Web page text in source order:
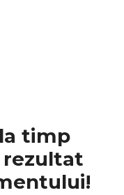
timp
rezultat